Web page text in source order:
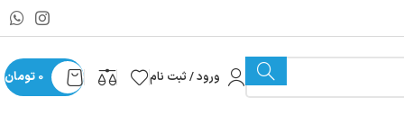
ورود / ثبت نام 0 تومان